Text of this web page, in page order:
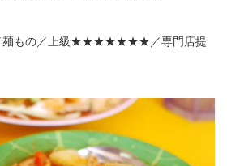
麺もの／上級★★★★★★★／専門店提